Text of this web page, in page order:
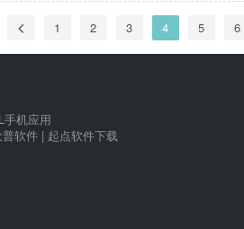
1 2 3 4 5 6
手机应用
普软件 | 起点软件下载